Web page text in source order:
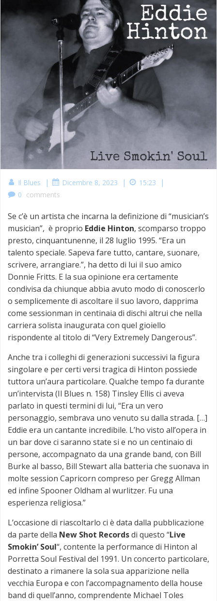
Il Blues | Dicembre 8, 2023 | 15:23 |
0 comments
Se c’è un artista che incarna la definizione di “musician’s
musician”, è proprio Eddie Hinton, scomparso troppo
presto, cinquantunenne, il 28 luglio 1995. “Era un
talento speciale. Sapeva fare tutto, cantare, suonare,
scrivere, arrangiare.”, ha detto di lui il suo amico
Donnie Fritts. E la sua opinione era certamente
condivisa da chiunque abbia avuto modo di conoscerlo
o semplicemente di ascoltare il suo lavoro, dapprima
come sessionman in centinaia di dischi altrui che nella
carriera solista inaugurata con quel gioiello
rispondente al titolo di “Very Extremely Dangerous”.
Anche tra i colleghi di generazioni successivi la figura
singolare e per certi versi tragica di Hinton possiede
tuttora un’aura particolare. Qualche tempo fa durante
un’intervista (Il Blues n. 158) Tinsley Ellis ci aveva
parlato in questi termini di lui, “Era un vero
personaggio, sembrava uno venuto su dalla strada. […]
Eddie era un cantante incredibile. L’ho visto all’opera in
un bar dove ci saranno state si e no un centinaio di
persone, accompagnato da una grande band, con Bill
Burke al basso, Bill Stewart alla batteria che suonava in
molte session Capricorn compreso per Gregg Allman
ed infine Spooner Oldham al wurlitzer. Fu una
esperienza religiosa.”
L’occasione di riascoltarlo ci è data dalla pubblicazione
da parte della New Shot Recordsdi questo “Live
Smokin’ Soul“, contente la performance di Hinton al
Porretta Soul Festival del 1991. Un concerto particolare,
destinato a rimanere la sola sua apparizione nella
vecchia Europa e con l’accompagnamento della house
band di quell’anno, comprendente Michael Toles